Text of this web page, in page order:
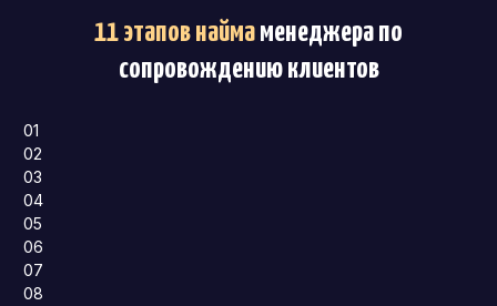
11 этапов наймаменеджера по
сопровождению клиентов
01
02
03
04
05
06
07
08